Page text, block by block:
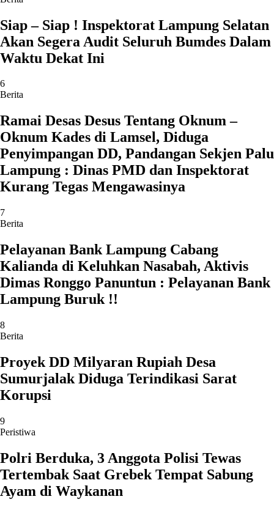
Siap – Siap ! Inspektorat Lampung Selatan
Akan Segera Audit Seluruh Bumdes Dalam
Waktu Dekat Ini
6
Berita
Ramai Desas Desus Tentang Oknum –
Oknum Kades di Lamsel, Diduga
Penyimpangan DD, Pandangan Sekjen Palu
Lampung : Dinas PMD dan Inspektorat
Kurang Tegas Mengawasinya
7
Berita
Pelayanan Bank Lampung Cabang
Kalianda di Keluhkan Nasabah, Aktivis
Dimas Ronggo Panuntun : Pelayanan Bank
Lampung Buruk !!
8
Berita
Proyek DD Milyaran Rupiah Desa
Sumurjalak Diduga Terindikasi Sarat
Korupsi
9
Peristiwa
Polri Berduka, 3 Anggota Polisi Tewas
Tertembak Saat Grebek Tempat Sabung
Ayam di Waykanan